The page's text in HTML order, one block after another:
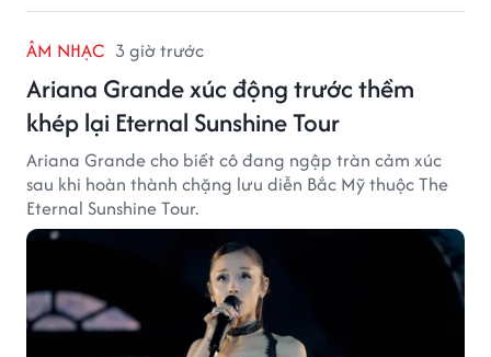
ÂM NHẠC 3 giờ trước
Ariana Grande xúc động trước thềm
khép lại Eternal Sunshine Tour
Ariana Grande cho biết cô đang ngập tràn cảm xúc
sau khi hoàn thành chặng lưu diễn Bắc Mỹ thuộc The
Eternal Sunshine Tour.